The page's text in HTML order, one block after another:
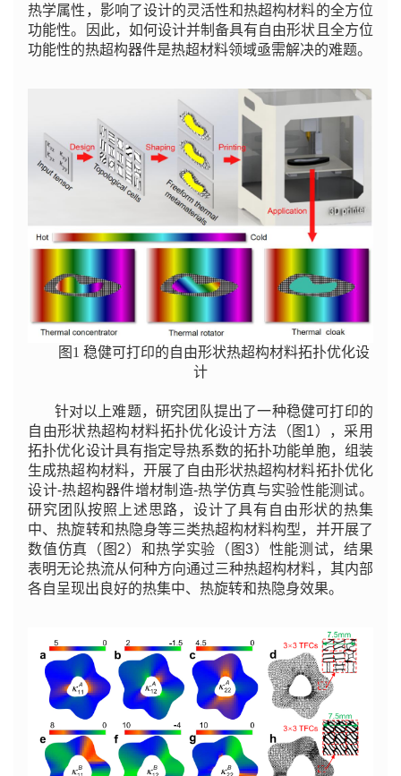
热学属性，影响了设计的灵活性和热超构材料的全方位
功能性。因此，如何设计并制备具有自由形状且全方位
功能性的热超构器件是热超材料领域亟需解决的难题。
图1 稳健可打印的自由形状热超构材料拓扑优化设
计
针对以上难题，研究团队提出了一种稳健可打印的
自由形状热超构材料拓扑优化设计方法（图1），采用
拓扑优化设计具有指定导热系数的拓扑功能单胞，组装
生成热超构材料，开展了自由形状热超构材料拓扑优化
设计-热超构器件增材制造-热学仿真与实验性能测试。
研究团队按照上述思路，设计了具有自由形状的热集
中、热旋转和热隐身等三类热超构材料构型，并开展了
数值仿真（图2）和热学实验（图3）性能测试，结果
表明无论热流从何种方向通过三种热超构材料，其内部
各自呈现出良好的热集中、热旋转和热隐身效果。